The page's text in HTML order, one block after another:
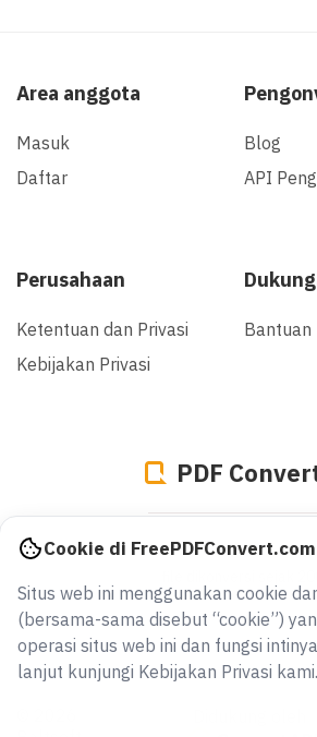
Area anggota
Masuk
Daftar
Blog
API
Perusahaan
Ketentuan dan Privasi
Kebijakan Privasi
Bantuan
PDF
Cookie di FreePDFConvert.com
Situs web ini menggunakan cookie
(bersama-sama disebut “cookie”)
operasi situs web ini dan fungsi
lanjut kunjungi Kebijakan Privasi kami.